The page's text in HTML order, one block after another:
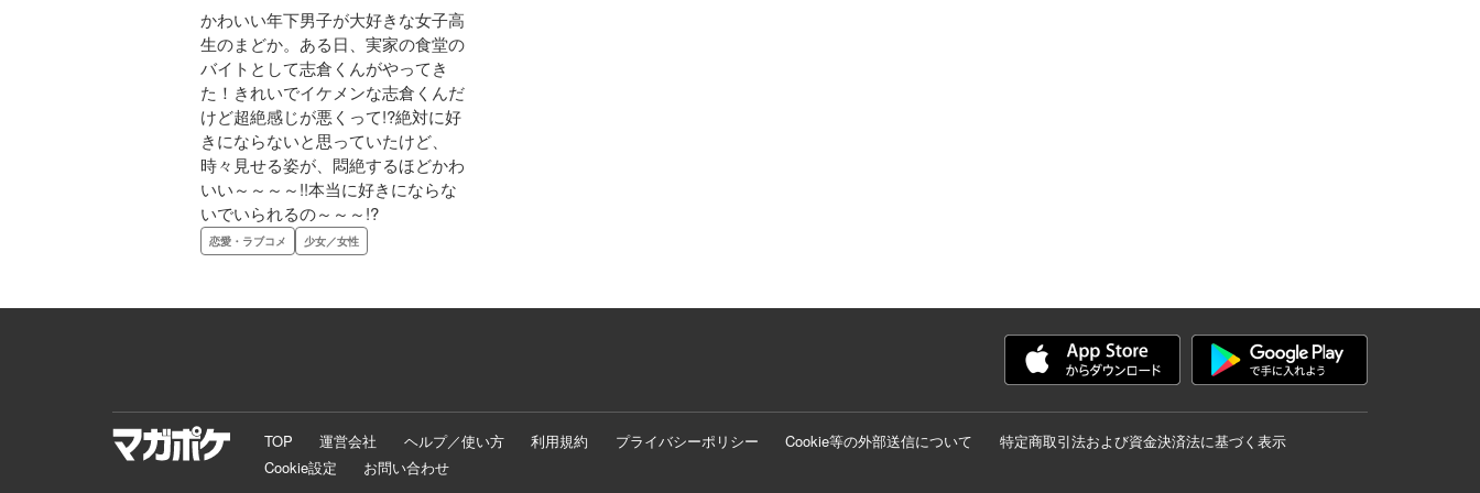
かわいい年下男子が大好きな女子高
生のまどか。ある日、実家の食堂の
バイトとして志倉くんがやってき
た！きれいでイケメンな志倉くんだ
けど超絶感じが悪くって!?絶対に好
きにならないと思っていたけど、
時々見せる姿が、悶絶するほどかわ
いい～～～～!!本当に好きにならな
いでいられるの～～～!?
恋愛・ラブコメ 少女／女性
TOP 運営会社 ヘルプ／使い方 利用規約 プライバシーポリシー Cookie等の外部送信について
特定商取引法および資金決済法に基づく表示
Cookie設定
お問い合わせ